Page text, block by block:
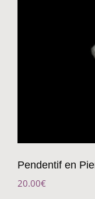
Pendentif en
20.00€